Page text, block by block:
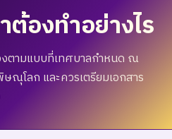
ต้องทำอย่างไร
งตามแบบที่เทศบาลกำหนด ณ
ณุโลก และควรเตรียมเอกสาร